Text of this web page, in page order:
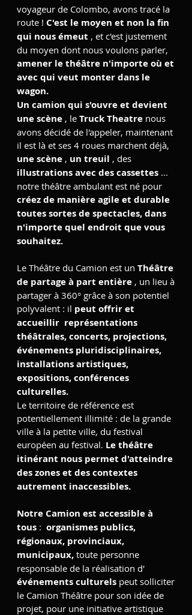
voyageur de Colombo, avons tracé la
route ! C'est le moyen et non la fin
qui nous émeut , et c'est justement
du moyen dont nous voulons parler,
amener le théâtre n'importe où et
avec qui veut monter dans le
wagon.
Un camion qui s'ouvre et devient
une scène , le Truck Theatre nous
avons décidé de l'appeler, maintenant
il est là et ses 4 roues marchent déjà,
une scène , un treuil , des
illustrations avec des cassettes ...
notre théâtre ambulant est né pour
créez de manière agile et durable
toutes sortes de spectacles, dans
n'importe quel endroit que vous
souhaitez.
Le Théâtre du Camion est un Théâtre
de partage à part entière , un lieu à
partager à 360° grâce à son potentiel
polyvalent : il peut offrir et
accueillir représentations
théâtrales, concerts, projections,
événements pluridisciplinaires,
installations artistiques,
expositions, conférences
culturelles.
Le territoire de référence est
potentiellement illimité : de la grande
ville à la petite ville, du festival
européen au festival. Le théâtre
itinérant nous permet d'atteindre
des zones et des contextes
autrement inaccessibles.
Notre Camion est accessible à
tous : organismes publics,
régionaux, provinciaux,
municipaux, toute personne
responsable de la réalisation d'
événements culturels peut solliciter
le Camion Théâtre pour son idée de
projet, pour une initiative artistique